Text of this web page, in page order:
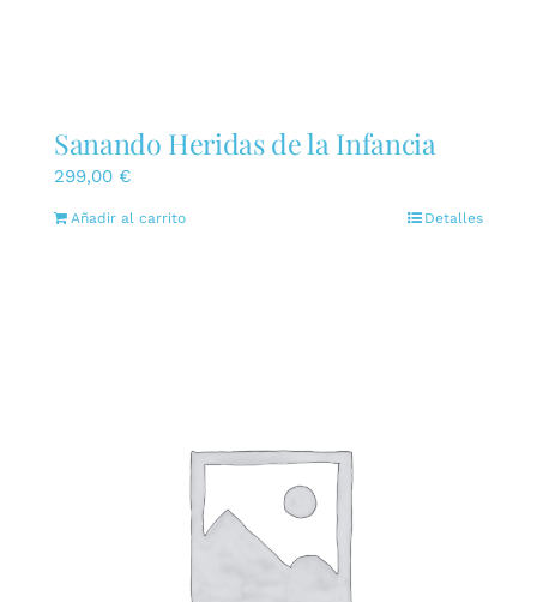
Sanando Heridas de la Infancia
299,00 €
Añadir al carrito Detalles